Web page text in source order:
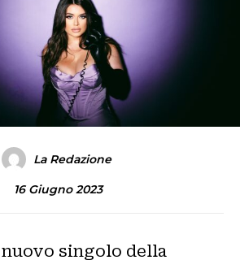
La Redazione
16 Giugno 2023
nuovo singolo della